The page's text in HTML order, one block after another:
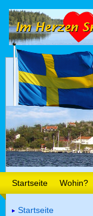
Startseite Wohin?
Startseite